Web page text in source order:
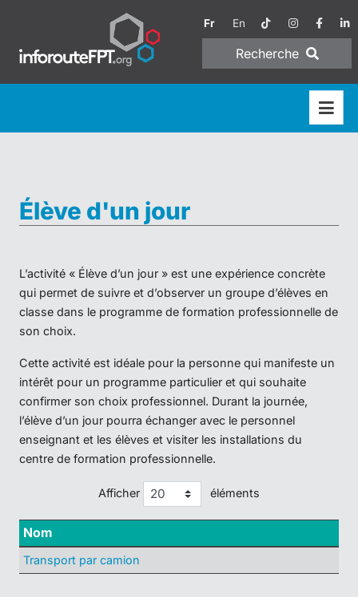
Fr En
Recherche
Élève d'un jour
L’activité « Élève d’un jour » est une expérience concrète
qui permet de suivre et d’observer un groupe d’élèves en
classe dans le programme de formation professionnelle de
son choix.
Cette activité est idéale pour la personne qui manifeste un
intérêt pour un programme particulier et qui souhaite
confirmer son choix professionnel. Durant la journée,
l’élève d’un jour pourra échanger avec le personnel
enseignant et les élèves et visiter les installations du
centre de formation professionnelle.
Afficher éléments
Nom
Transport par camion